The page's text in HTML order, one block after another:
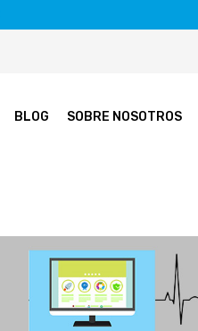
BLOG SOBRE NOSOTROS